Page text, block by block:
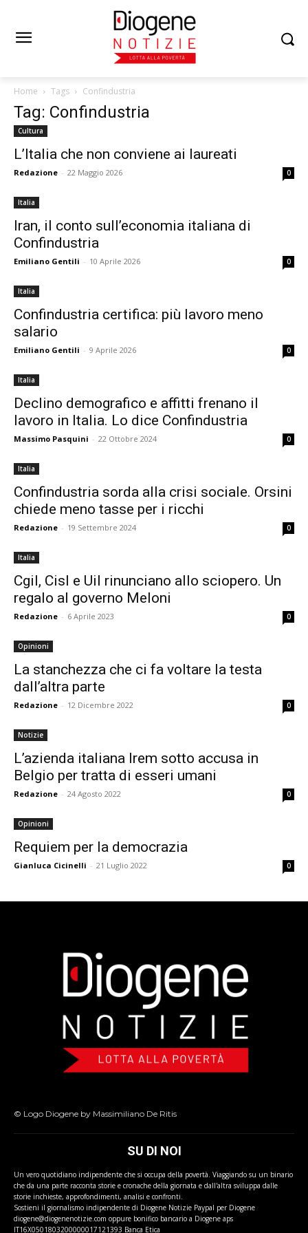
Home Tags Confindustria
Tag: Confindustria
Cultura
L’Italia che non conviene ai laureati
Redazione - 22 Maggio 2026 0
Italia
Iran, il conto sull’economia italiana di
Confindustria
Emiliano Gentili - 10 Aprile 2026 0
Italia
Confindustria certifica: più lavoro meno
salario
Emiliano Gentili - 9 Aprile 2026 0
Italia
Declino demografico e affitti frenano il
lavoro in Italia. Lo dice Confindustria
Massimo Pasquini - 22 Ottobre 2024 0
Italia
Confindustria sorda alla crisi sociale. Orsini
chiede meno tasse per i ricchi
Redazione - 19 Settembre 2024 0
Italia
Cgil, Cisl e Uil rinunciano allo sciopero. Un
regalo al governo Meloni
Redazione - 6 Aprile 2023 0
Opinioni
La stanchezza che ci fa voltare la testa
dall’altra parte
Redazione - 12 Dicembre 2022 0
Notizie
L’azienda italiana Irem sotto accusa in
Belgio per tratta di esseri umani
Redazione - 24 Agosto 2022 0
Opinioni
Requiem per la democrazia
Gianluca Cicinelli - 21 Luglio 2022 0
© Logo Diogene by Massimiliano De Ritis
SU DI NOI
Un vero quotidiano indipendente che si occupa della povertà. Viaggiando su un binario
che da una parte racconta storie e cronache della giornata e dall'altra sviluppa dalle
storie inchieste, approfondimenti, analisi e confronti.
Sostieni il giornalismo indipendente di Diogene Notizie Paypal per Diogene
diogene@diogenenotizie.com oppure bonifico bancario a Diogene aps
IT16X0501803200000017121393 Banca Etica